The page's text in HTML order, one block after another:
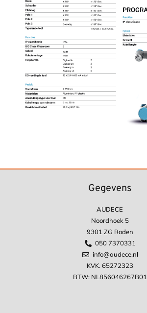
Gegevens
AUDECE
Noordhoek 5
9301 ZG Roden
050 7370331
info@audece.nl
KVK. 65272323
BTW: NL856046267B01